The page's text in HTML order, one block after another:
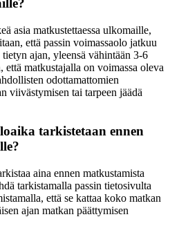
asia matkustettaessa ulkomaille,
että passin voimassaolo jatkuu
ajan, yleensä vähintään 3-6
että matkustajalla on voimassa oleva
odottamattomien
viivästymisen tai tarpeen jäädä
tarkistetaan ennen
aina ennen matkustamista
tarkistamalla passin tietosivulta
että se kattaa koko matkan
ajan matkan päättymisen